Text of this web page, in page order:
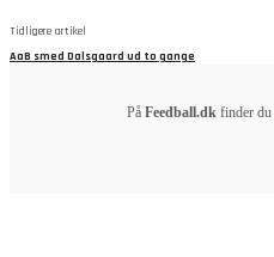
Tidligere artikel
AaB smed Dalsgaard ud to gange
På Feedball.dkfinder du